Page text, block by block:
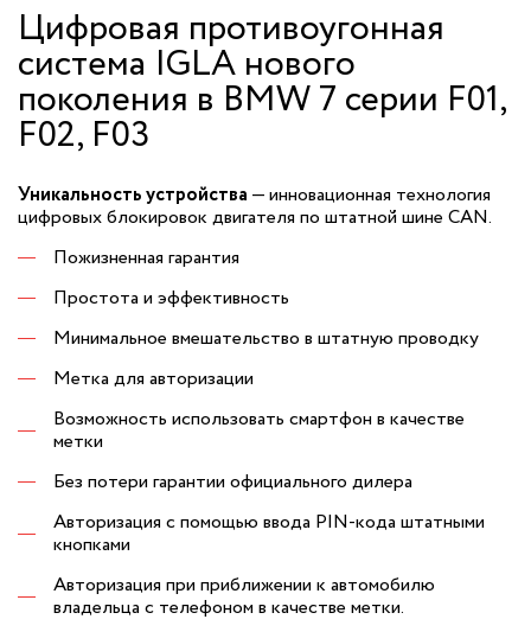
Цифровая противоугонная
система IGLA нового
поколения в BMW 7 серии F01,
F02, F03
Уникальность устройства — инновационная технология
цифровых блокировок двигателя по штатной шине CAN.
Пожизненная гарантия
Простота и эффективность
Минимальное вмешательство в штатную проводку
Метка для авторизации
Возможность использовать смартфон в качестве
метки
Без потери гарантии официального дилера
Авторизация с помощью ввода PIN-кода штатными
кнопками
Авторизация при приближении к автомобилю
владельца с телефоном в качестве метки.